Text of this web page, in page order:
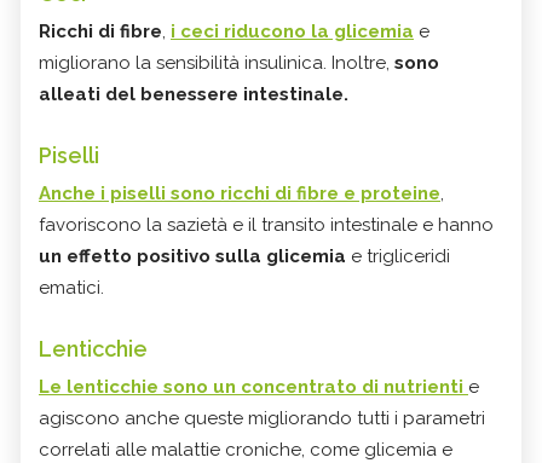
Ricchi di fibre, i ceci riducono la glicemia e
migliorano la sensibilità insulinica. Inoltre, sono
alleati del benessere intestinale.
Piselli
Anche i piselli sono ricchi di fibre e proteine,
favoriscono la sazietà e il transito intestinale e hanno
un effetto positivo sulla glicemia e trigliceridi
ematici.
Lenticchie
Le lenticchie sono un concentrato di nutrienti e
agiscono anche queste migliorando tutti i parametri
correlati alle malattie croniche, come glicemia e